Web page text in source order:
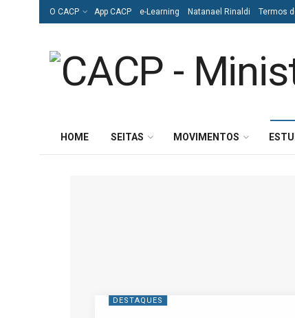
O CACP App CACP e-Learning Natanael Rinaldi Termos
HOME SEITAS MOVIMENTOS
DESTAQUES